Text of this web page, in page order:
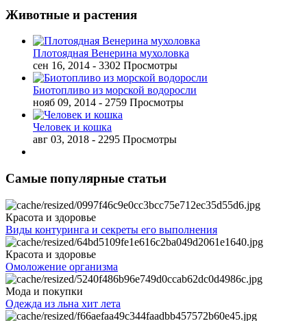
Животные и растения
Плотоядная Венерина мухоловка
сен 16, 2014 - 3302 Просмотры
Биотопливо из морской водоросли
нояб 09, 2014 - 2759 Просмотры
Человек и кошка
авг 03, 2018 - 2295 Просмотры
Самые популярные статьи
Красота и здоровье
Виды контуринга и секреты его выполнения
Красота и здоровье
Омоложение организма
Мода и покупки
Одежда из льна хит лета